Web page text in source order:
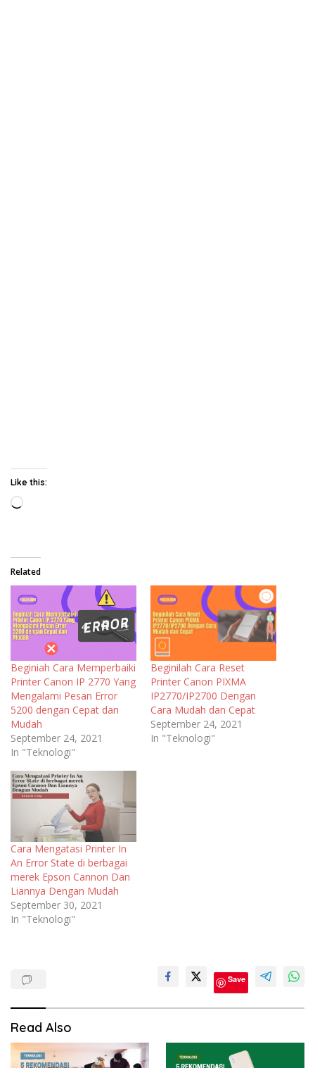
Like this:
Loading…
Related
Beginiah Cara Memperbaiki
Printer Canon IP 2770 Yang
Mengalami Pesan Error
5200 dengan Cepat dan
Mudah
September 24, 2021
In "Teknologi"
Beginilah Cara Reset
Printer Canon PIXMA
IP2770/IP2700 Dengan
Cara Mudah dan Cepat
September 24, 2021
In "Teknologi"
Cara Mengatasi Printer In
An Error State di berbagai
merek Epson Cannon Dan
Liannya Dengan Mudah
September 30, 2021
In "Teknologi"
Save
Read Also